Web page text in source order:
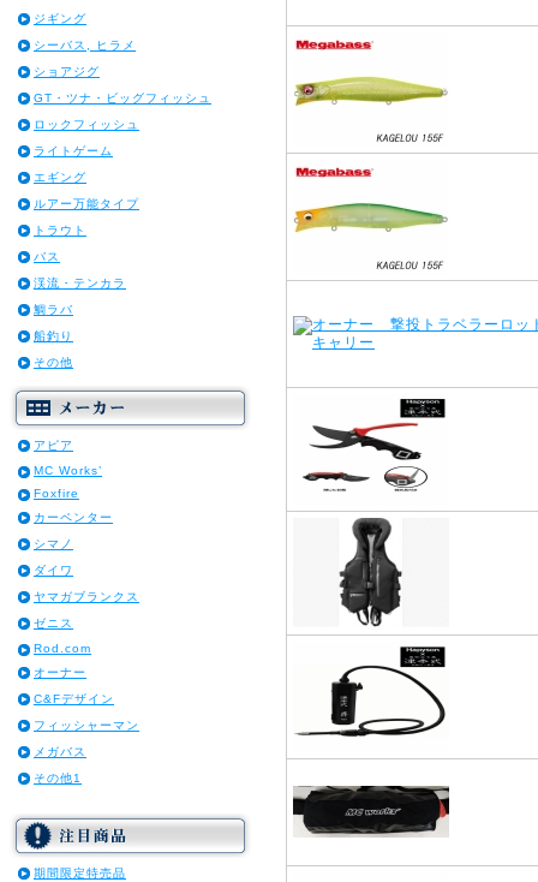
ジギング
シーバス, ヒラメ
ショアジグ
GT・ツナ・ビッグフィッシュ
ロックフィッシュ
ライトゲーム
エギング
ルアー万能タイプ
トラウト
バス
渓流・テンカラ
鯛ラバ
船釣り
その他
アピア
MC Works’
Foxfire
カーペンター
シマノ
ダイワ
ヤマガブランクス
ゼニス
Rod.com
オーナー
C&Fデザイン
フィッシャーマン
メガバス
その他1
期間限定特売品